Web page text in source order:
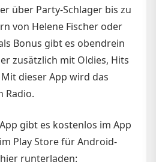
über Party-Schlager bis zu
von Helene Fischer oder
Bonus gibt es obendrein
zusätzlich mit Oldies, Hits
dieser App wird das
Radio.
gibt es kostenlos im App
Play Store für Android-
runterladen: